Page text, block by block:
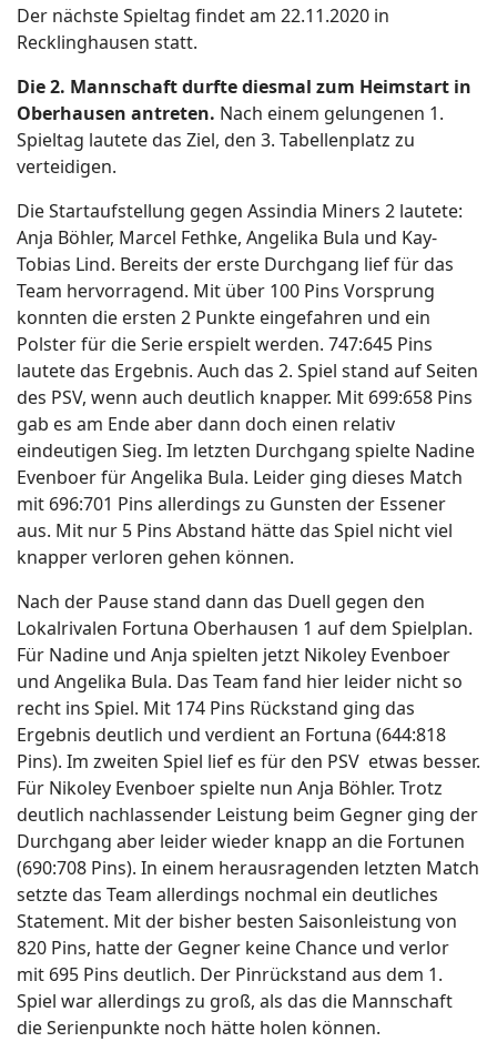
Der nächste Spieltag findet am 22.11.2020 in
Recklinghausen statt.
Die 2. Mannschaft durfte diesmal zum Heimstart in
Oberhausen antreten. Nach einem gelungenen 1.
Spieltag lautete das Ziel, den 3. Tabellenplatz zu
verteidigen.
Die Startaufstellung gegen Assindia Miners 2 lautete:
Anja Böhler, Marcel Fethke, Angelika Bula und Kay-
Tobias Lind. Bereits der erste Durchgang lief für das
Team hervorragend. Mit über 100 Pins Vorsprung
konnten die ersten 2 Punkte eingefahren und ein
Polster für die Serie erspielt werden. 747:645 Pins
lautete das Ergebnis. Auch das 2. Spiel stand auf Seiten
des PSV, wenn auch deutlich knapper. Mit 699:658 Pins
gab es am Ende aber dann doch einen relativ
eindeutigen Sieg. Im letzten Durchgang spielte Nadine
Evenboer für Angelika Bula. Leider ging dieses Match
mit 696:701 Pins allerdings zu Gunsten der Essener
aus. Mit nur 5 Pins Abstand hätte das Spiel nicht viel
knapper verloren gehen können.
Nach der Pause stand dann das Duell gegen den
Lokalrivalen Fortuna Oberhausen 1 auf dem Spielplan.
Für Nadine und Anja spielten jetzt Nikoley Evenboer
und Angelika Bula. Das Team fand hier leider nicht so
recht ins Spiel. Mit 174 Pins Rückstand ging das
Ergebnis deutlich und verdient an Fortuna (644:818
Pins). Im zweiten Spiel lief es für den PSV etwas besser.
Für Nikoley Evenboer spielte nun Anja Böhler. Trotz
deutlich nachlassender Leistung beim Gegner ging der
Durchgang aber leider wieder knapp an die Fortunen
(690:708 Pins). In einem herausragenden letzten Match
setzte das Team allerdings nochmal ein deutliches
Statement. Mit der bisher besten Saisonleistung von
820 Pins, hatte der Gegner keine Chance und verlor
mit 695 Pins deutlich. Der Pinrückstand aus dem 1.
Spiel war allerdings zu groß, als das die Mannschaft
die Serienpunkte noch hätte holen können.